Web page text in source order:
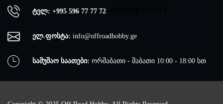
ტელ: +995 596 77 77 72
ელ.ფოსტა: info@offroadhobby.ge
სამუშაო საათები: ორშაბათი - შაბათი 10:00 - 18:00 სთ